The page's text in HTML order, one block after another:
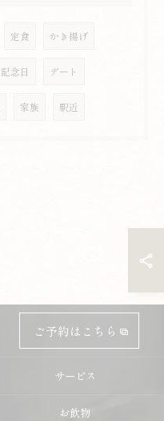
定食 かき揚げ
記念日 デート
家族 駅近
ご予約はこちら
サービス
お飲物